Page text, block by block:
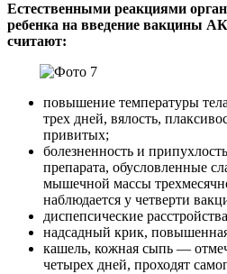
Естественными реакциями
ребенка на введение вакцины
считают:
повышение температуры
трех дней, вялость,
привитых;
болезненность и
препарата, обусловленные
мышечной массы
наблюдается у четверти
диспепсические
надсадный крик,
кашель, кожная сыпь —
четырех дней, проходят